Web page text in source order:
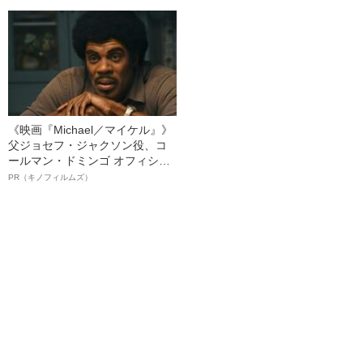
女子（24）が語る、驚愕の食生
《映画『Michael／マイケル』》
父ジョセフ・ジャクソン役、コ
ールマン・ドミンゴ オフィシャ
ルインタビュー“観客を魅了した
PR（キノフィルムズ）